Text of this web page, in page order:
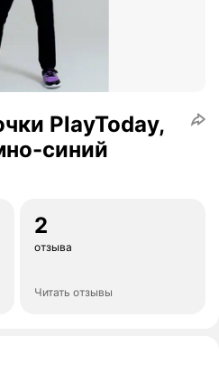
PlayToday,
синий
2
отзыва
Читать отзывы